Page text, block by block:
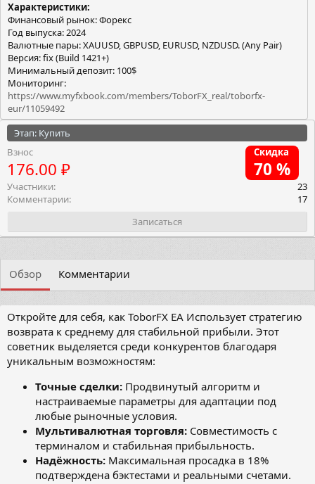
Характеристики
Финансовый рынок: Форекс
Год выпуска: 2024
Валютные пары: XAUUSD, GBPUSD, EURUSD, NZDUSD. (Any Pair)
Версия: fix (Build 1421+)
Минимальный депозит: 100$
Мониторинг:
https://www.myfxbook.com/members/ToborFX_real/toborfx-
eur/11059492
Этап: Купить
Взнос
176.00 ₽
Скидка
70 %
Участники
23
Комментарии
17
Записаться
Обзор Комментарии
Откройте для себя, как ToborFX EA Использует стратегию
возврата к среднему для стабильной прибыли. Этот
советник выделяется среди конкурентов благодаря
уникальным возможностям:
Точные сделки: Продвинутый алгоритм и
настраиваемые параметры для адаптации под
любые рыночные условия.
Мультивалютная торговля: Совместимость с
терминалом и стабильная прибыльность.
Надёжность: Максимальная просадка в 18%
подтверждена бэктестами и реальными счетами.